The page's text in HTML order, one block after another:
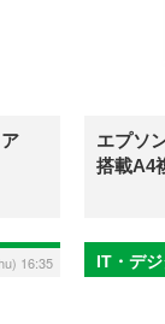
エプソ
搭載A4
16:35 IT・デ